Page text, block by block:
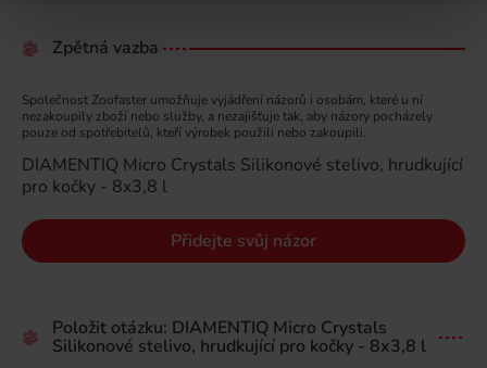
Zpětná vazba
Společnost Zoofaster umožňuje vyjádření názorů i osobám, které u ní
nezakoupily zboží nebo služby, a nezajišťuje tak, aby názory pocházely
pouze od spotřebitelů, kteří výrobek použili nebo zakoupili.
DIAMENTIQ Micro Crystals Silikonové stelivo, hrudkující
pro kočky - 8x3,8 l
Přidejte svůj názor
Položit otázku: DIAMENTIQ Micro Crystals
Silikonové stelivo, hrudkující pro kočky - 8x3,8 l